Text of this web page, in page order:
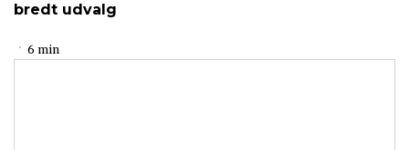
bredt udvalg
6 min